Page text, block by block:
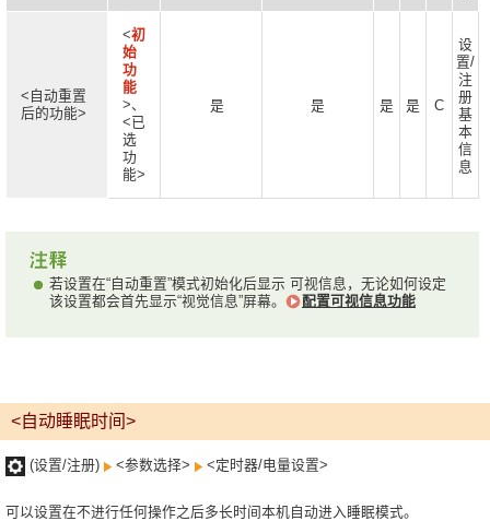
<自动重置
后的功能>
<初
始
功
能
>、
<已
选
功
能>
是 是 是 是 C
设
置/
注
册
基
本
信
息
若设置在“自动重置”模式初始化后显示 可视信息，无论如何设定
该设置都会首先显示“视觉信息”屏幕。
配置可视信息功能
<自动睡眠时间>
(设置/注册) <参数选择> <定时器/电量设置>
可以设置在不进行任何操作之后多长时间本机自动进入睡眠模式。